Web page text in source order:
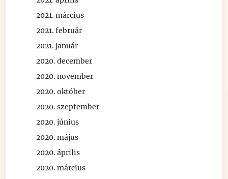
2021. március
2021. február
2021. január
2020. december
2020. november
2020. október
2020. szeptember
2020. június
2020. május
2020. április
2020. március